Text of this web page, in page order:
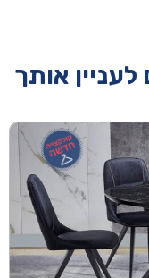
לעניין אותך